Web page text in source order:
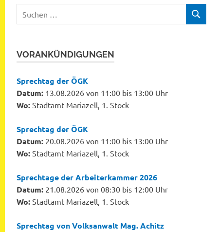
nach:
SUCHEN
VORANKÜNDIGUNGEN
Sprechtag der ÖGK
Datum: 13.08.2026 von 11:00 bis 13:00 Uhr
Wo: Stadtamt Mariazell, 1. Stock
Sprechtag der ÖGK
Datum: 20.08.2026 von 11:00 bis 13:00 Uhr
Wo: Stadtamt Mariazell, 1. Stock
Sprechtage der Arbeiterkammer 2026
Datum: 21.08.2026 von 08:30 bis 12:00 Uhr
Wo: Stadtamt Mariazell, 1. Stock
Sprechtag von Volksanwalt Mag. Achitz